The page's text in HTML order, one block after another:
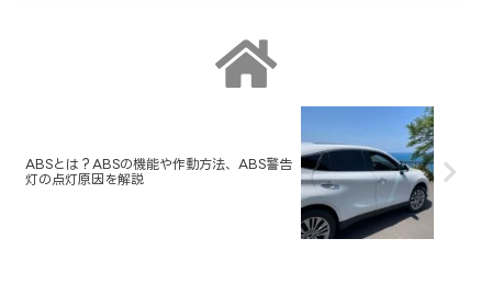
ABSとは？ABSの機能や作動方法、ABS警告
灯の点灯原因を解説